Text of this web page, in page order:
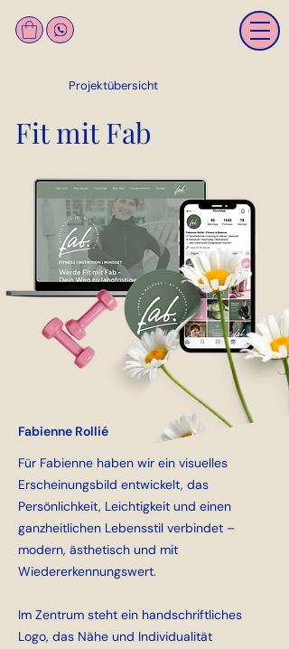
Projektübersicht
Fit mit Fab
Fabienne Rollié
Für Fabienne haben wir ein visuelles
Erscheinungsbild entwickelt, das
Persönlichkeit, Leichtigkeit und einen
ganzheitlichen Lebensstil verbindet –
modern, ästhetisch und mit
Wiedererkennungswert.
Im Zentrum steht ein handschriftliches
Logo, das Nähe und Individualität